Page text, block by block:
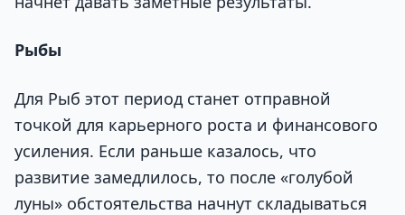
Рыбы
Для Рыб этот период станет отправной
точкой для карьерного роста и финансового
усиления. Если раньше казалось, что
развитие замедлилось, то после «голубой
луны» обстоятельства начнут складываться